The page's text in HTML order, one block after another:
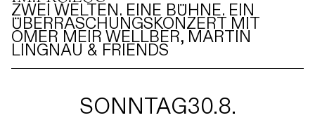
ZWEI WELTEN. EINE BÜHNE. EIN
ÜBERRASCHUNGSKONZERT MIT
OMER MEIR WELLBER, MARTIN
LINGNAU & FRIENDS
SONNTAG30.8.